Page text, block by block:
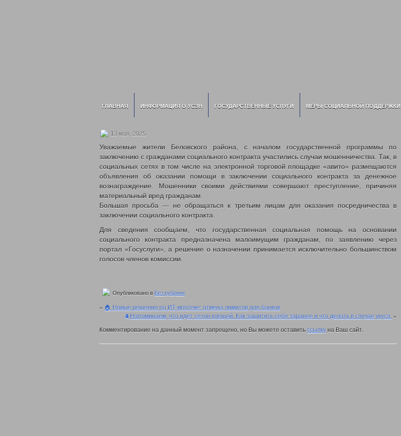
ГЛАВНАЯ ИНФОРМАЦИЯ О УСЗН ГОСУДАРСТВЕННЫЕ УСЛУГИ МЕРЫ СОЦИАЛЬНОЙ ПОДДЕРЖКИ
13 мая, 2025
Уважаемые жители Беловского района, с началом государственной программы по
заключению с гражданами социального контракта участились случаи мошенничества. Так, в
социальных сетях в том числе на электронной торговой площадке «авито» размещаются
объявления об оказании помощи в заключении социального контракта за денежное
вознаграждение. Мошенники своими действиями совершают преступление, причиняя
материальный вред гражданам.
Большая просьба — не обращаться к третьим лицам для оказания посредничества в
заключении социального контракта.
Для сведения сообщаем, что государственная социальная помощь на основании
социального контракта предназначена малоимущим гражданам, по заявлению через
портал «Госуслуги», а решение о назначении принимается исключительно большинством
голосов членов комиссии.
Опубликовано в Без рубрики
« 🏠 Новые решения по ИТ-ипотеке: отмена лимитов для банков
🪲Напоминаем, что идет сезон клещей. Как защитить себя заранее и что делать в случае укуса. »
Комментирование на данный момент запрещено, но Вы можете оставитьссылкуна Ваш сайт.